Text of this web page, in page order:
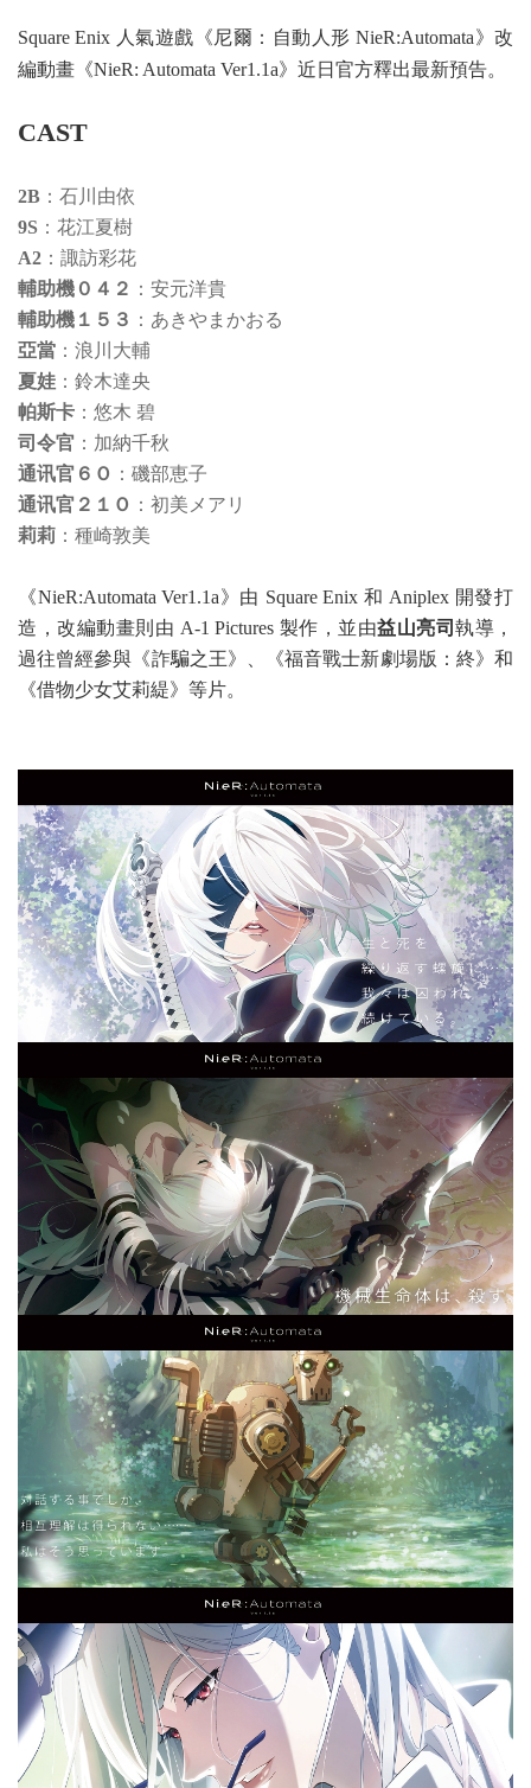
Square Enix 人氣遊戲《尼爾：自動人形 NieR:Automata》改
編動畫《NieR: Automata Ver1.1a》近日官方釋出最新預告。
CAST
2B ：石川由依
9S ：花江夏樹
A2 ：諏訪彩花
輔助機０４２ ：安元洋貴
輔助機１５３ ：あきやまかおる
亞當 ：浪川大輔
夏娃 ：鈴木達央
帕斯卡 ：悠木 碧
司令官 ：加納千秋
通讯官６Ｏ ：磯部恵子
通讯官２１Ｏ ：初美メアリ
莉莉 ：種崎敦美
《NieR:Automata Ver1.1a》由 Square Enix 和 Aniplex 開發打
造，改編動畫則由 A-1 Pictures 製作，並由益山亮司 執導，
過往曾經參與《詐騙之王》、《福音戰士新劇場版：終》和
《借物少女艾莉緹》等片。